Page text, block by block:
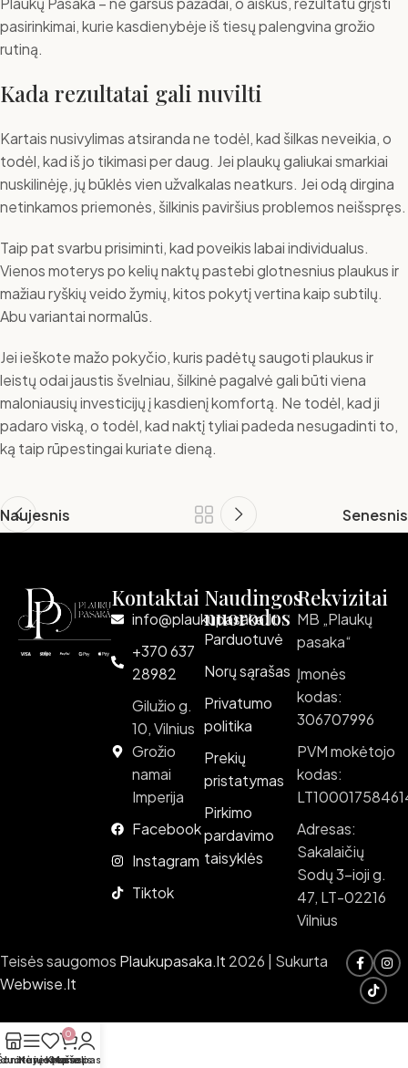
pasirinkimai, kurie kasdienybėje iš tiesų palengvina grožio
rutiną.
Kada rezultatai gali nuvilti
Kartais nusivylimas atsiranda ne todėl, kad šilkas neveikia, o
todėl, kad iš jo tikimasi per daug. Jei plaukų galiukai smarkiai
nuskilinėję, jų būklės vien užvalkalas neatkurs. Jei odą dirgina
netinkamos priemonės, šilkinis paviršius problemos neišspręs.
Taip pat svarbu prisiminti, kad poveikis labai individualus.
Vienos moterys po kelių naktų pastebi glotnesnius plaukus ir
mažiau ryškių veido žymių, kitos pokytį vertina kaip subtilų.
Abu variantai normalūs.
Jei ieškote mažo pokyčio, kuris padėtų saugoti plaukus ir
leistų odai jaustis švelniau, šilkinė pagalvė gali būti viena
maloniausių investicijų į kasdienį komfortą. Ne todėl, kad ji
padaro viską, o todėl, kad naktį tyliai padeda nesugadinti to,
ką taip rūpestingai kuriate dieną.
Naujesnis Senesnis
Kontaktai
info@plaukupasaka.lt
+370 637
28982
Gilužio g.
10, Vilnius
Grožio
namai
Imperija
Facebook
Instagram
Tiktok
Naudingos
nuorodos
Parduotuvė
Norų sąrašas
Privatumo
politika
Prekių
pristatymas
Pirkimo
pardavimo
taisyklės
Rekvizitai
MB „Plaukų
pasaka“
Įmonės
kodas:
306707996
PVM mokėtojo
kodas:
Adresas:
Sakalaičių
Sodų 3-ioji g.
47, LT-02216
Vilnius
Teisės saugomos Plaukupasaka.lt 2026 | Sukurta
Webwise.lt
juosta
Norų sąrašas
0
Krepšelis
Mano paskyra